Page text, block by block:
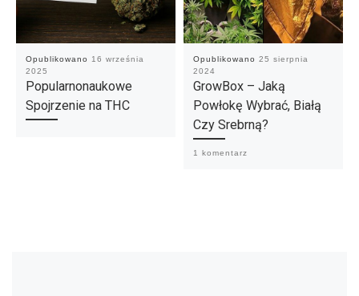
Opublikowano
16 września
2025
Popularnonaukowe
Spojrzenie na THC
Opublikowano 25 sierpnia
2024
GrowBox – Jaką
Powłokę Wybrać, Białą
Czy Srebrną?
1 komentarz